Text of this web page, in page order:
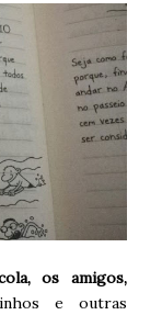
os amigos,
e outras